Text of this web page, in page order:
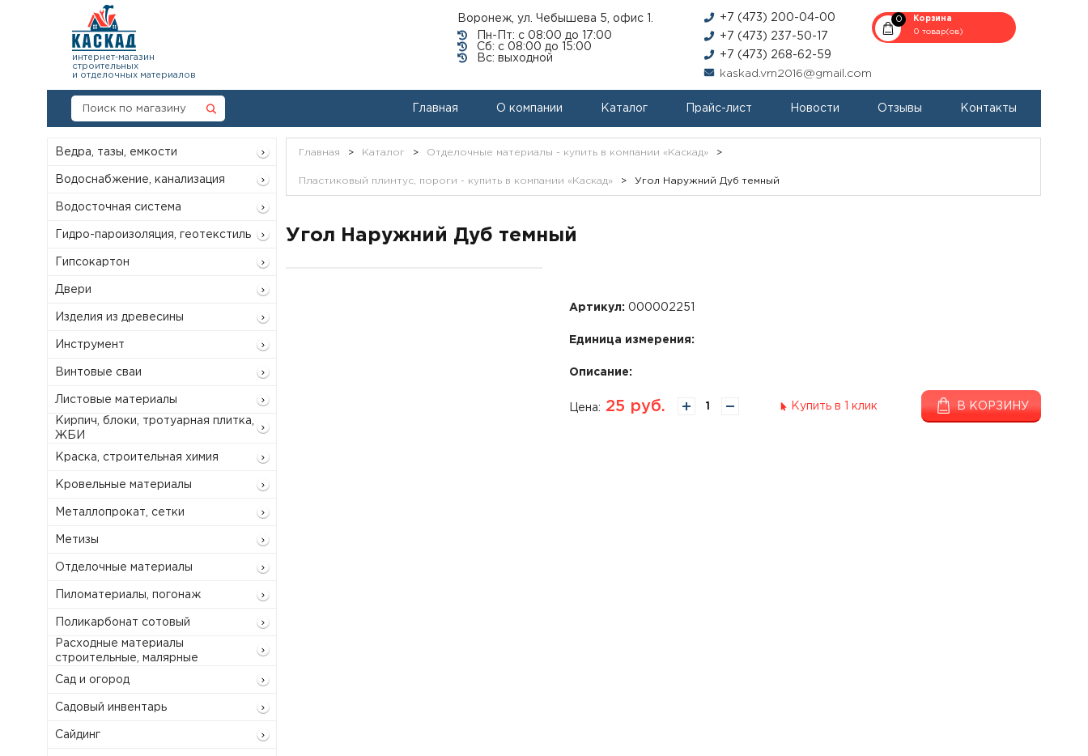
интернет-магазин
строительных
и отделочных материалов
Воронеж, ул. Чебышева 5, офис 1.
Пн-Пт: с 08:00 до 17:00
Сб: с 08:00 до 15:00
Вс: выходной
+7 (473) 200-04-00
+7 (473) 237-50-17
+7 (473) 268-62-59
kaskad.vrn2016@gmail.com
0
Корзина
0 товар(ов)
Главная О компании Каталог Прайс-лист Новости Отзывы Контакты
Ведра, тазы, емкости
Водоснабжение, канализация
Водосточная система
Гидро-пароизоляция, геотекстиль
Гипсокартон
Двери
Изделия из древесины
Инструмент
Винтовые сваи
Листовые материалы
Кирпич, блоки, тротуарная плитка,
ЖБИ
Краска, строительная химия
Кровельные материалы
Металлопрокат, сетки
Метизы
Отделочные материалы
Пиломатериалы, погонаж
Поликарбонат сотовый
Расходные материалы
строительные, малярные
Сад и огород
Садовый инвентарь
Сайдинг
Главная > Каталог > Отделочные материалы - купить в компании «Каскад» >
Пластиковый плинтус, пороги - купить в компании «Каскад» > Угол Наружний Дуб темный
Угол Наружний Дуб темный
Артикул: 000002251
Единица измерения:
Описание:
Цена: 25 руб. Купить в 1 клик В КОРЗИНУ